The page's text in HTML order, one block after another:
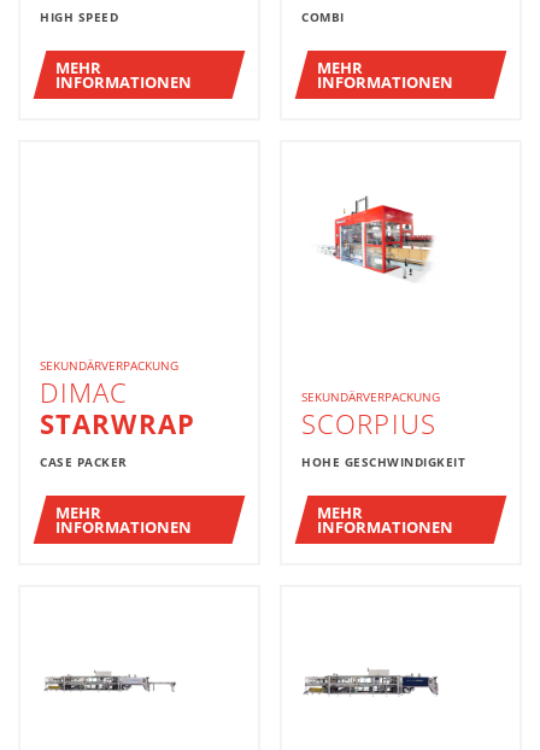
HIGH SPEED
MEHR
INFORMATIONEN
COMBI
MEHR
INFORMATIONEN
SEKUNDÄRVERPACKUNG
DIMAC
STARWRAP
CASE PACKER
MEHR
INFORMATIONEN
SEKUNDÄRVERPACKUNG
SCORPIUS
HOHE GESCHWINDIGKEIT
MEHR
INFORMATIONEN